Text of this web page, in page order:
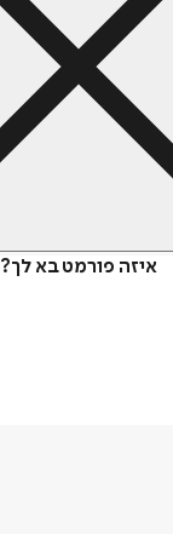
איזה פורמט בא לך?